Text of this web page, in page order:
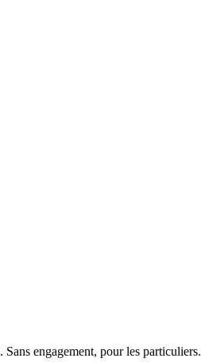
engagement, pour les particuliers.